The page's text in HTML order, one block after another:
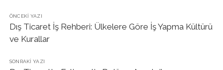
ÖNCEKI YAZI
Dış Ticaret İş Rehberi: Ülkelere Göre İş Yapma Kültürü
ve Kurallar
SONRAKI YAZI